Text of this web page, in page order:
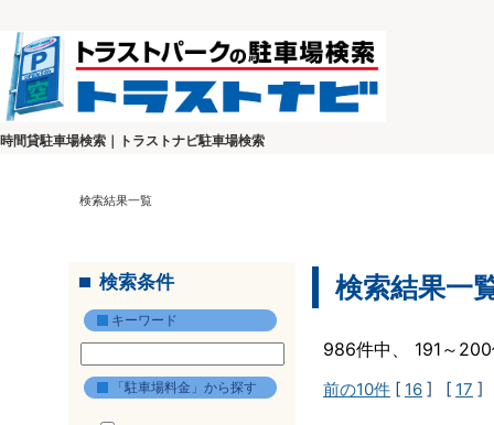
時間貸駐車場検索｜トラストナビ駐車場検索
検索結果一覧
検索条件
キーワード
「駐車場料金」から探す
検索結果一
986件中、 191～
前の10件 [ 16 ] [ 17 ]